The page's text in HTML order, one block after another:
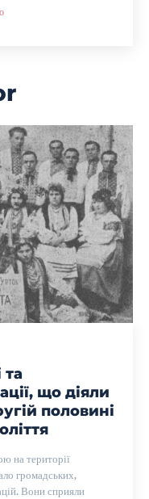
та
що діяли
половині
на території
громадських,
Вони сприяли